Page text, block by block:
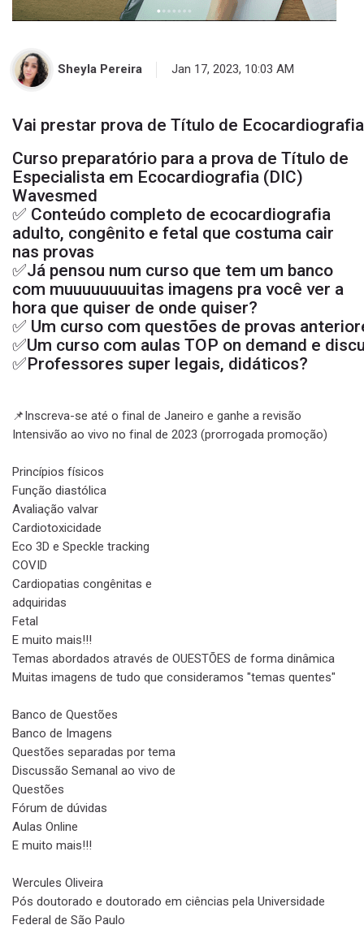
Sheyla Pereira Jan 17, 2023, 10:03 AM
Vai prestar prova de Título de
Curso preparatório para a prova de Título de
Especialista em Ecocardiografia (DIC)
Wavesmed
✅ Conteúdo completo de ecocardiografia
adulto, congênito e fetal que costuma cair
nas provas
✅Já pensou num curso que tem um banco
com muuuuuuuuitas imagens pra você ver a
hora que quiser de onde quiser?
✅ Um curso com questões de provas
✅Um curso com aulas TOP on demand e
✅Professores super legais, didáticos?
📌Inscreva-se até o final de Janeiro e ganhe a revisão
Intensivão ao vivo no final de 2023 (prorrogada promoção)
Princípios físicos
Função diastólica
Avaliação valvar
Cardiotoxicidade
Eco 3D e Speckle tracking
COVID
Cardiopatias congênitas e
adquiridas
Fetal
E muito mais!!!
Temas abordados através de OUESTÕES de forma dinâmica
Muitas imagens de tudo que consideramos "temas quentes"
Banco de Questões
Banco de Imagens
Questões separadas por tema
Discussão Semanal ao vivo de
Questões
Fórum de dúvidas
Aulas Online
E muito mais!!!
Wercules Oliveira
Pós doutorado e doutorado em ciências pela Universidade
Federal de São Paulo